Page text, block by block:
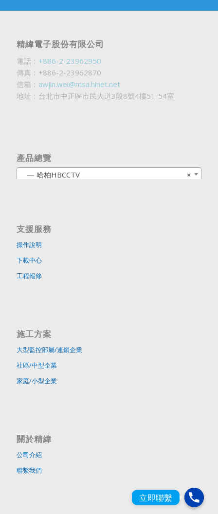
精緯電子股份有限公司
電話： +886-2-23962950
傳真：+886-2-23962870
信箱： awjin.wei@msa.hinet.net
地址：台北市中正區市民大道3段8號4樓51-54室
產品總覽
×
— 哈柏HBCCTV
支援服務
操作說明
下載中心
工程報修
施工方案
大型監控部屬/連鎖企業
社區/中型企業
家庭/小型企業
關於精緯
公司介紹
聯繫我們